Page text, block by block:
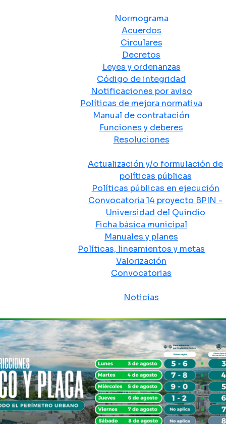
Normograma
Acuerdos
Circulares
Decretos
Leyes y ordenanzas
Código de integridad
Notificaciones por aviso
Políticas de mejora normativa
Manual de contratación
Funciones y deberes
Resoluciones
Actualización y/o formulación de
políticas públicas
Políticas públicas en ejecución
Convocatoria 14 proyecto BPIN -
Universidad del Quindío
Ficha básica municipal
Manuales y planes
Políticas, lineamientos y metas
Valorización
Convocatorias
Noticias